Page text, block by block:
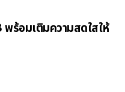
ร้อมเติมความสดใสให้